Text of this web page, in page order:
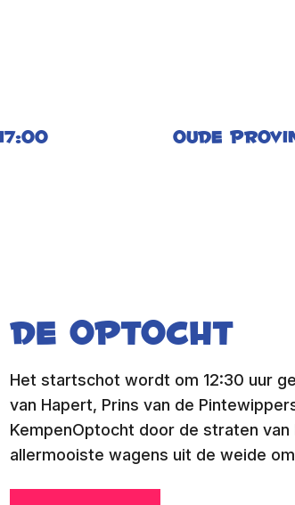
Oude
De optocht
Het startschot wordt om 12:30 uur
van Hapert, Prins van de
KempenOptocht door de straten
allermooiste wagens uit de weide